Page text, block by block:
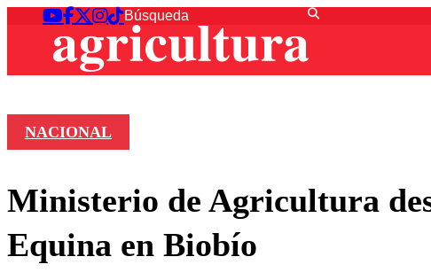
NACIONAL
Ministerio de Agricultura
Equina en Biobío